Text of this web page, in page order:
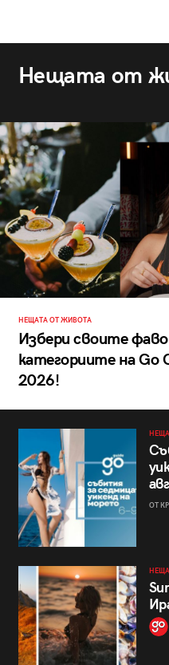
Нещата от
НЕЩАТА ОТ ЖИВОТА
Избери своите
категориите на Go
2026!
ОТ